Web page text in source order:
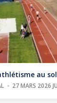
au
27 MARS 2026